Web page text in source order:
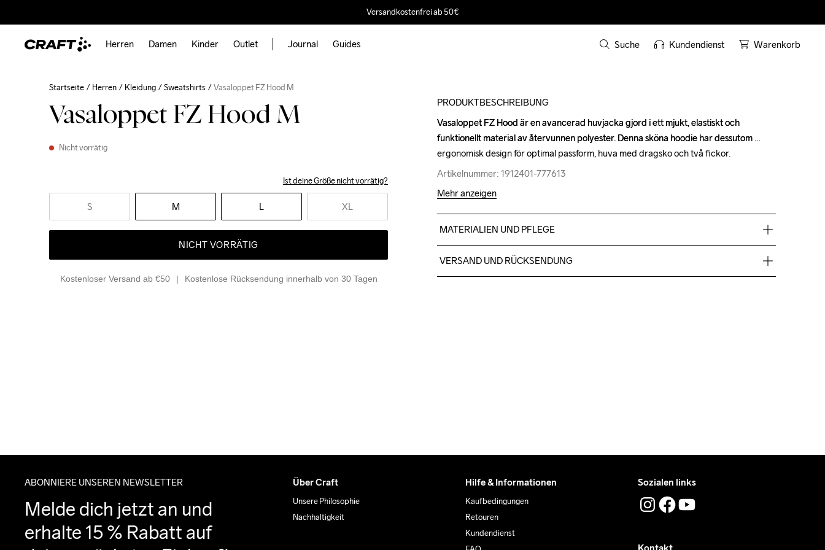
Versandkostenfrei ab 50€
Herren Damen Kinder Outlet Journal Guides Suche Kundendienst Warenkorb
Startseite Herren Kleidung Sweatshirts Vasaloppet FZ Hood M
Vasaloppet FZ Hood M
Nicht vorrätig
Ist deine Größe nicht vorrätig?
S M L XL
NICHT VORRÄTIG
Kostenloser Versand ab €50 Kostenlose Rücksendung innerhalb von 30 Tagen
PRODUKTBESCHREIBUNG
Vasaloppet FZ Hood är en avancerad huvjacka gjord i ett mjukt, elastiskt och
funktionellt material av återvunnen polyester. Denna sköna hoodie har dessutom
ergonomisk design för optimal passform, huva med dragsko och två fickor.
Artikelnummer: 1912401-777613
Vasaloppet FZ Hood är en avancerad huvjacka gjord i ett mjukt, elastiskt och
funktionellt material av återvunnen polyester. Denna sköna hoodie har dessutom
ergonomisk design för optimal passform, huva med dragsko och två fickor.
Artikelnummer: 1912401-777613
Mehr anzeigen
MATERIALIEN UND PFLEGE
Solid colors: 100% Polyester-recycled. Melange colors: 60% Polyester-recycled
40% Polyester.
VERSAND UND RÜCKSENDUNG
ABONNIERE UNSEREN NEWSLETTER
Melde dich jetzt an und
erhalte 15 % Rabatt auf
Über Craft
Unsere Philosophie
Nachhaltigkeit
Hilfe & Informationen
Kaufbedingungen
Retouren
Kundendienst
Sozialen links